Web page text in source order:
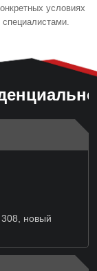
условиях
новый